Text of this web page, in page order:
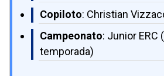
Copiloto: Christian
Campeonato: Junior ERC
temporada)